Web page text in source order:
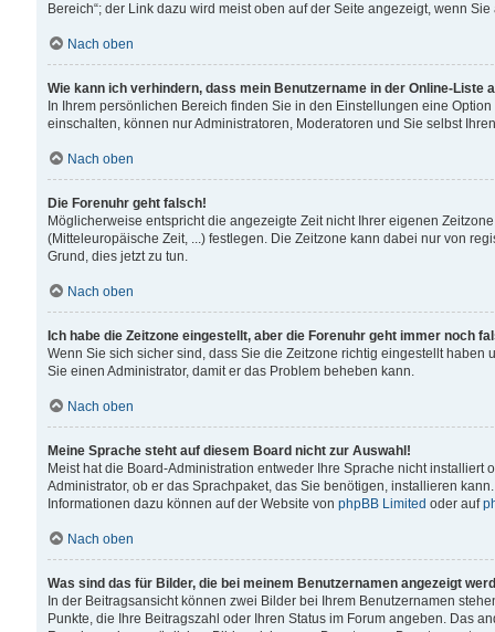
Bereich“; der Link dazu wird meist oben auf der Seite angezeigt, wenn
Nach oben
Wie kann ich verhindern, dass mein Benutzername in der Online-Liste
In Ihrem persönlichen Bereich finden Sie in den Einstellungen eine
einschalten, können nur Administratoren, Moderatoren und Sie selbst
Nach oben
Die Forenuhr geht falsch!
Möglicherweise entspricht die angezeigte Zeit nicht Ihrer eigenen
(Mitteleuropäische Zeit, ...) festlegen. Die Zeitzone kann dabei nur von
Grund, dies jetzt zu tun.
Nach oben
Ich habe die Zeitzone eingestellt, aber die Forenuhr geht immer noch
Wenn Sie sich sicher sind, dass Sie die Zeitzone richtig eingestellt
Sie einen Administrator, damit er das Problem beheben kann.
Nach oben
Meine Sprache steht auf diesem Board nicht zur Auswahl!
Meist hat die Board-Administration entweder Ihre Sprache nicht
Administrator, ob er das Sprachpaket, das Sie benötigen, installieren
Informationen dazu können auf der Website von phpBB Limited oder auf
Nach oben
Was sind das für Bilder, die bei meinem Benutzernamen angezeigt
In der Beitragsansicht können zwei Bilder bei Ihrem Benutzernamen
Punkte, die Ihre Beitragszahl oder Ihren Status im Forum angeben. Das